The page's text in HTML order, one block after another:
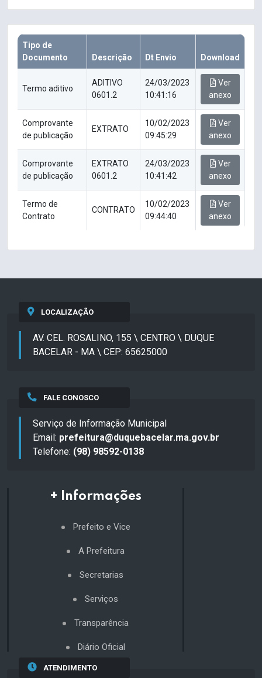
Tipo de
Documento
Descrição Dt Envio Download
Termo aditivo
ADITIVO
0601.2
24/03/2023
10:41:16
Ver
anexo
Comprovante
de publicação
EXTRATO
10/02/2023
09:45:29
Ver
anexo
Comprovante
de publicação
EXTRATO
0601.2
24/03/2023
10:41:42
Ver
anexo
Termo de
Contrato
CONTRATO
10/02/2023
09:44:40
Ver
anexo
LOCALIZAÇÃO
AV. CEL. ROSALINO, 155 \ CENTRO \ DUQUE
BACELAR - MA \ CEP: 65625000
FALE CONOSCO
Serviço de Informação Municipal
Email: prefeitura@duquebacelar.ma.gov.br
Telefone: (98) 98592-0138
+ Informações
Prefeito e Vice
A Prefeitura
Secretarias
Serviços
Transparência
Diário Oficial
ATENDIMENTO